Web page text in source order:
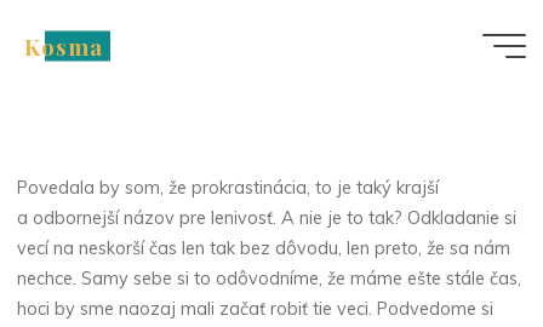
Kosma
Lenivosť, prokrastinácia
modernej doby
Povedala by som, že prokrastinácia, to je taký krajší
a odbornejší názov pre lenivosť. A nie je to tak? Odkladanie si
vecí na neskorší čas len tak bez dôvodu, len preto, že sa nám
nechce. Samy sebe si to odôvodníme, že máme ešte stále čas,
hoci by sme naozaj mali začať robiť tie veci. Podvedome si